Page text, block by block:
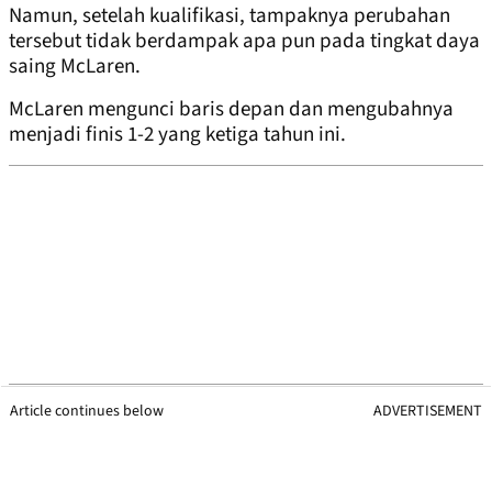
Namun, setelah kualifikasi, tampaknya perubahan
tersebut tidak berdampak apa pun pada tingkat daya
saing McLaren.
McLaren mengunci baris depan dan mengubahnya
menjadi finis 1-2 yang ketiga tahun ini.
Article continues below ADVERTISEMENT